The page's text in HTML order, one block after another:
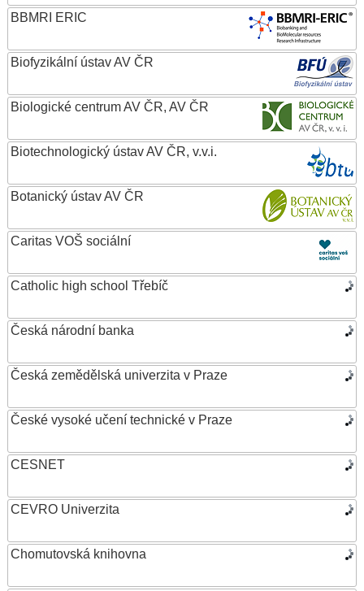
BBMRI ERIC
Biofyzikální ústav AV ČR
Biologické centrum AV ČR, AV ČR
Biotechnologický ústav AV ČR, v.v.i.
Botanický ústav AV ČR
Caritas VOŠ sociální
Catholic high school Třebíč
Česká národní banka
Česká zemědělská univerzita v Praze
České vysoké učení technické v Praze
CESNET
CEVRO Univerzita
Chomutovská knihovna